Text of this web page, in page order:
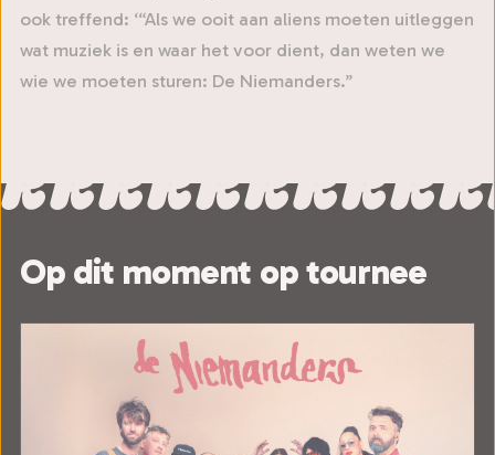
ook treffend: ‘“Als we ooit aan aliens moeten uitleggen
wat muziek is en waar het voor dient, dan weten we
wie we moeten sturen: De Niemanders.’’
Op dit moment op tournee